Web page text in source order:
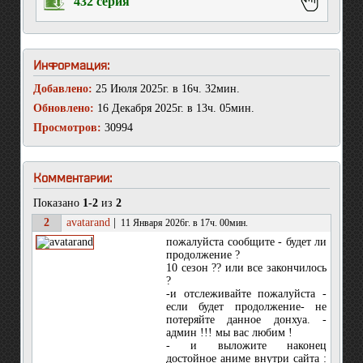
Информация:
Добавлено: 25 Июля 2025г. в 16ч. 32мин.
Обновлено: 16 Декабря 2025г. в 13ч. 05мин.
Просмотров: 30994
Комментарии:
Показано 1-2 из 2
2
avatarand 11 Января 2026г. в 17ч. 00мин.
пожалуйста сообщите - будет ли
продолжение ?
10 сезон ?? или все закончилось
?
-и отслеживайте пожалуйста -
если будет продолжение- не
потеряйте данное донхуа. -
админ !!! мы вас любим !
- и выложите наконец
достойное аниме внутри сайта :